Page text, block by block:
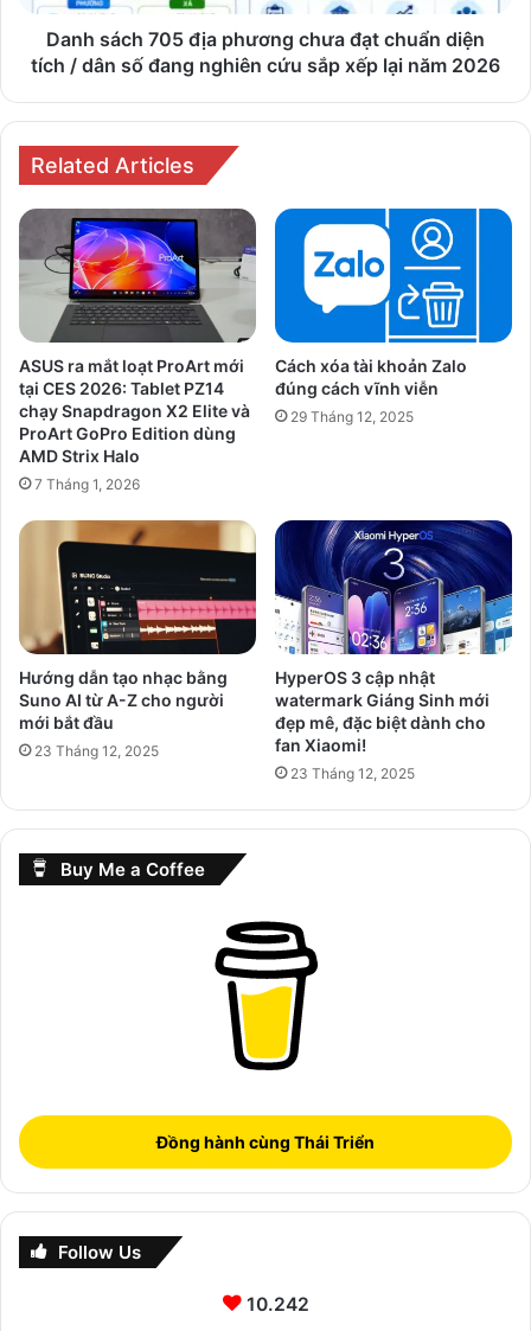
diện
nghiên
cứu
sắp
lại
Danh sách 705 địa phương chưa đạt chuẩn diện
tích / dân số đang nghiên cứu sắp xếp lại năm 2026
Related Articles
ASUS ra mắt loạt ProArt mới
tại CES 2026: Tablet PZ14
chạy Snapdragon X2 Elite và
ProArt GoPro Edition dùng
AMD Strix Halo
7 Tháng 1, 2026
Cách xóa tài khoản Zalo
đúng cách vĩnh viễn
29 Tháng 12, 2025
Hướng dẫn tạo nhạc bằng
Suno AI từ A-Z cho người
mới bắt đầu
23 Tháng 12, 2025
HyperOS 3 cập nhật
watermark Giáng Sinh mới
đẹp mê, đặc biệt dành cho
fan Xiaomi!
23 Tháng 12, 2025
Buy Me a Coffee
Đồng hành cùng Thái Triển
Follow Us
10.242